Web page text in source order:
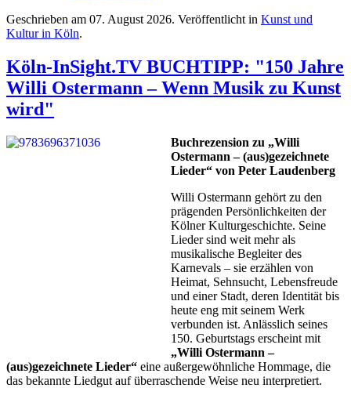
Geschrieben am 07. August 2026. Veröffentlicht in Kunst und
Kultur in Köln.
Köln-InSight.TV BUCHTIPP: "150 Jahre
Willi Ostermann – Wenn Musik zu Kunst
wird"
Buchrezension zu „Willi
Ostermann – (aus)gezeichnete
Lieder“ von Peter Laudenberg
Willi Ostermann gehört zu den
prägenden Persönlichkeiten der
Kölner Kulturgeschichte. Seine
Lieder sind weit mehr als
musikalische Begleiter des
Karnevals – sie erzählen von
Heimat, Sehnsucht, Lebensfreude
und einer Stadt, deren Identität bis
heute eng mit seinem Werk
verbunden ist. Anlässlich seines
150. Geburtstags erscheint mit
„Willi Ostermann –
(aus)gezeichnete Lieder“ eine außergewöhnliche Hommage, die
das bekannte Liedgut auf überraschende Weise neu interpretiert.